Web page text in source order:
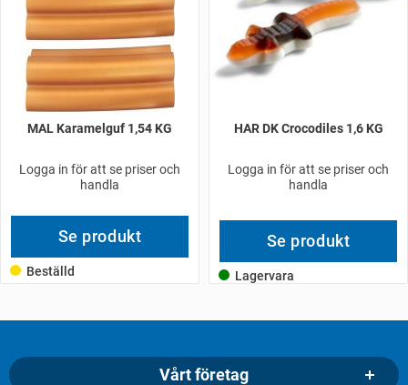
MAL Karamelguf 1,54 KG
Logga in för att se priser och
handla
Se produkt
Beställd
HAR DK Crocodiles 1,6 KG
Logga in för att se priser och
handla
Se produkt
Lagervara
Vårt företag